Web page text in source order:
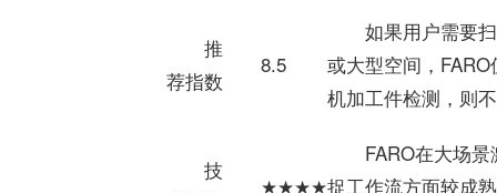
推
荐指数
8.5
如果用户需要
或大型空间，
机加工件检测，则
技
★★★★
FARO在大场
捉工作流方面较成